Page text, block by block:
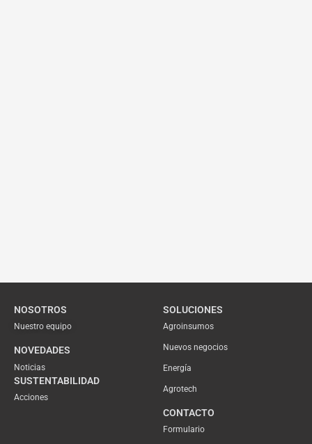
NOSOTROS
Nuestro equipo
NOVEDADES
Noticias
SUSTENTABILIDAD
Acciones
SOLUCIONES
Agroinsumos
Nuevos negocios
Energía
Agrotech
CONTACTO
Formulario